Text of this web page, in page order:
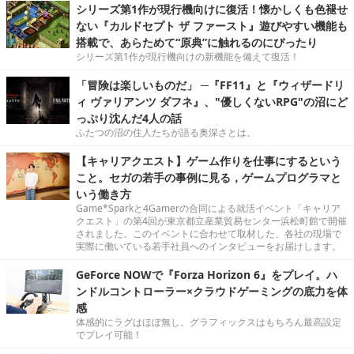
シリーズ第1作が現行機向けに復活！懐かしくも色褪せ
ない『カルドセプト ザ ファースト』遊びやすい機能も
搭載で、あらためて“原典”に触れるのにぴったり
シリーズ第1作が現行機向けの新機能を備えて復活！
「冒険は楽しいものだ」 ─『FF11』と『ウィザードリ
ィ ヴァリアンツ ダフネ』、"優しくないRPG"の沼にど
っぷり沈んだ4人の話
ふたつの沼の住人たちが語る奥深さとは。
【キャリアクエスト】ゲーム作りを仕事にするという
こと。セガの若手の事例に見る，ゲームプログラマと
いう働き方
Game*Sparkと4Gamerの合同による就活イベント「キャリア
クエスト」の第4回が東京都立産業貿易センター浜松町館で開催
されました。このイベントに合わせて取材した、各社の現場で
実際に働いている若手社員へのインタビューをお届けします。
GeForce NOWで『Forza Horizon 6』をプレイ。ハ
ンドルコントローラー×クラウドゲーミングの底力を体
感
体感的にラグはほぼ無し。グラフィックスはもちろん最高設定
でプレイ可能！